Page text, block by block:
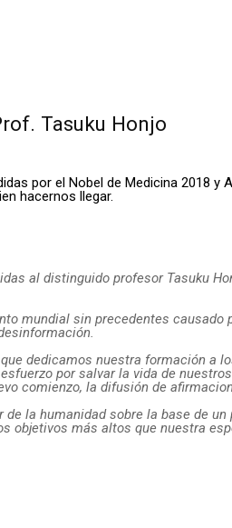
Tasuku Honjo
por el Nobel de Medicina 2018
hacernos llegar.
al distinguido profesor Tasuku
mundial sin precedentes
dedicamos nuestra formación
por salvar la vida de
comienzo, la difusión de
la humanidad sobre la base de
objetivos más altos que nuestra